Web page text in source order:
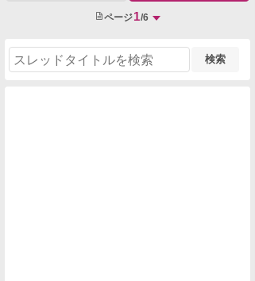
ページ1 /6
検索